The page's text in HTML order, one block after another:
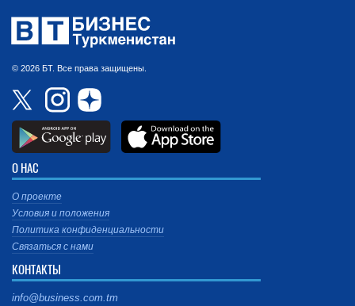
© 2026 БТ. Все права защищены.
О НАС
О проекте
Условия и положения
Политика конфиденциальности
Связаться с нами
КОНТАКТЫ
info@business.com.tm